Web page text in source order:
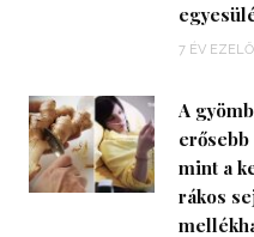
7 ÉV
A
erősebb
mint a
rákos